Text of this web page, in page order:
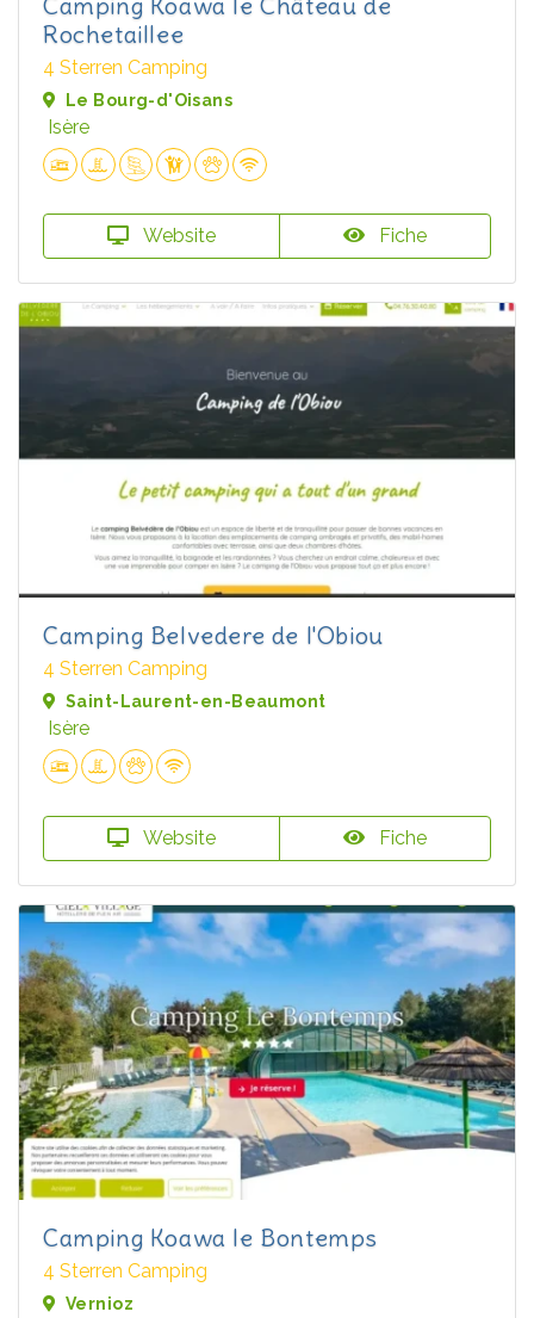
Rochetaillee
4 Sterren Camping
Le Bourg-d'Oisans
Isère
Website Fiche
Camping Belvedere de l'Obiou
4 Sterren Camping
Saint-Laurent-en-Beaumont
Isère
Website Fiche
Camping Koawa le Bontemps
4 Sterren Camping
Vernioz